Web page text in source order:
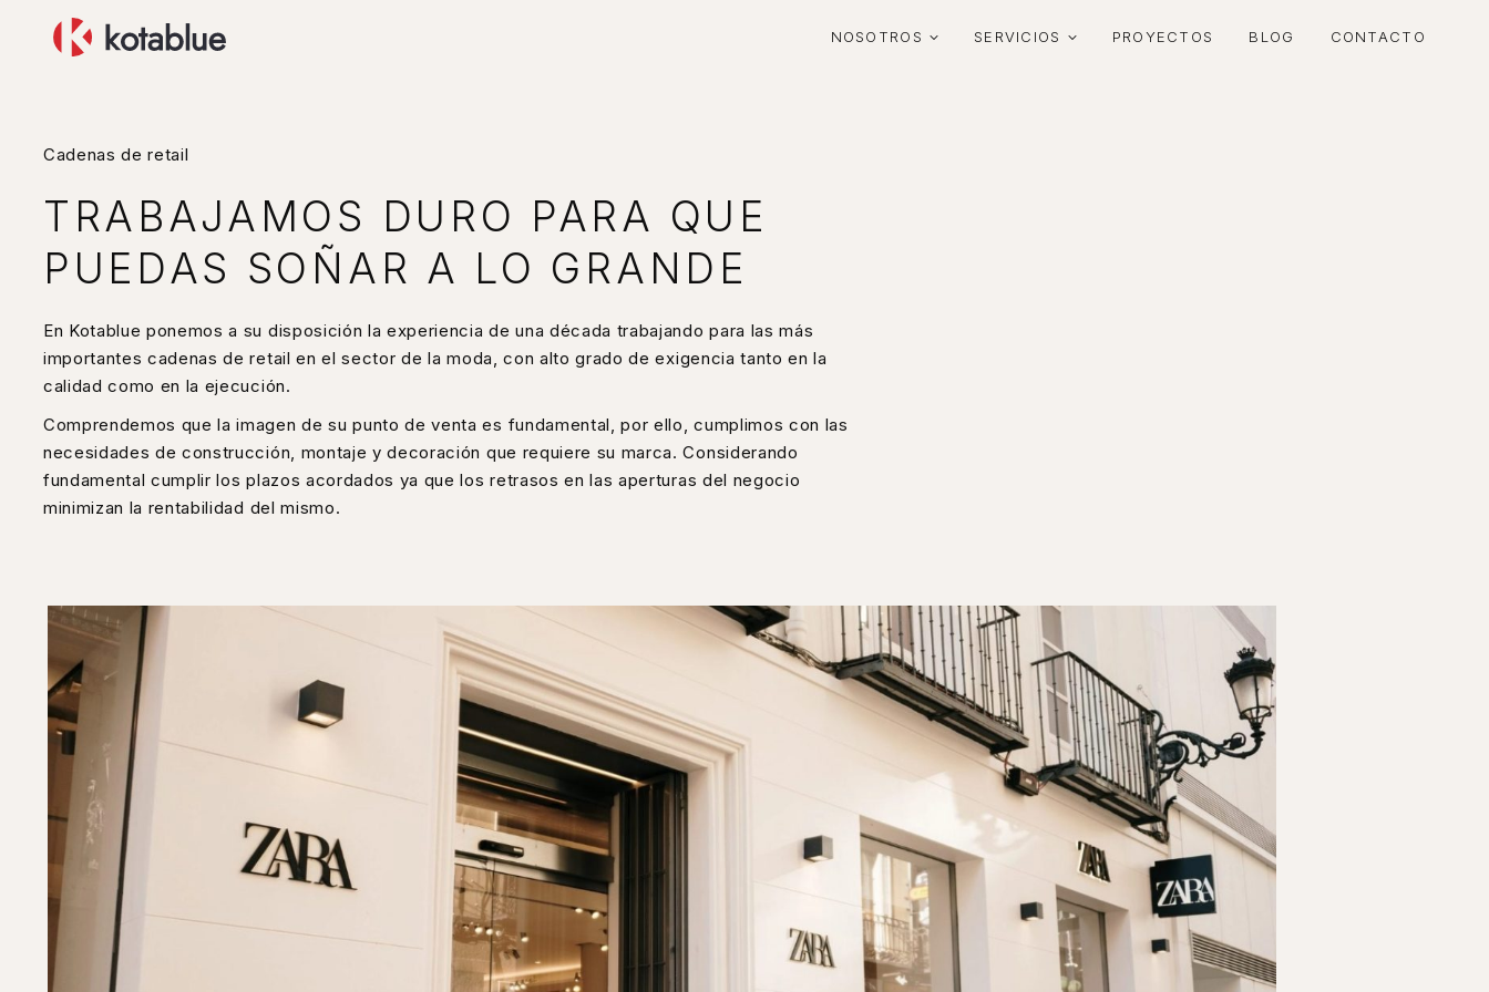
NOSOTROS SERVICIOS PROYECTOS BLOG CONTACTO
Cadenas de retail
TRABAJAMOS DURO PARA QUE
PUEDAS SOÑAR A LO GRANDE
En Kotablue ponemos a su disposición la experiencia de una década trabajando para las más
importantes cadenas de retail en el sector de la moda, con alto grado de exigencia tanto en la
calidad como en la ejecución.
Comprendemos que la imagen de su punto de venta es fundamental, por ello, cumplimos con las
necesidades de construcción, montaje y decoración que requiere su marca. Considerando
fundamental cumplir los plazos acordados ya que los retrasos en las aperturas del negocio
minimizan la rentabilidad del mismo.